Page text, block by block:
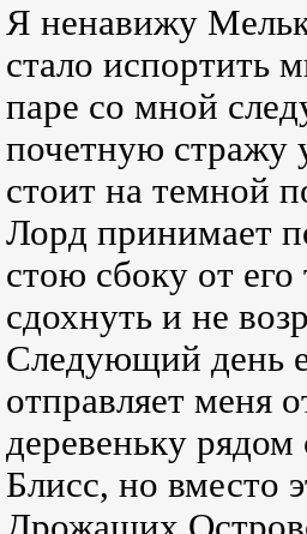
Я ненавижу
стало испортить
паре со мной
почетную стражу
стоит на темной
Лорд принимает
стою сбоку от
сдохнуть и не
Следующий день
отправляет меня
деревеньку
Блисс, но вместо